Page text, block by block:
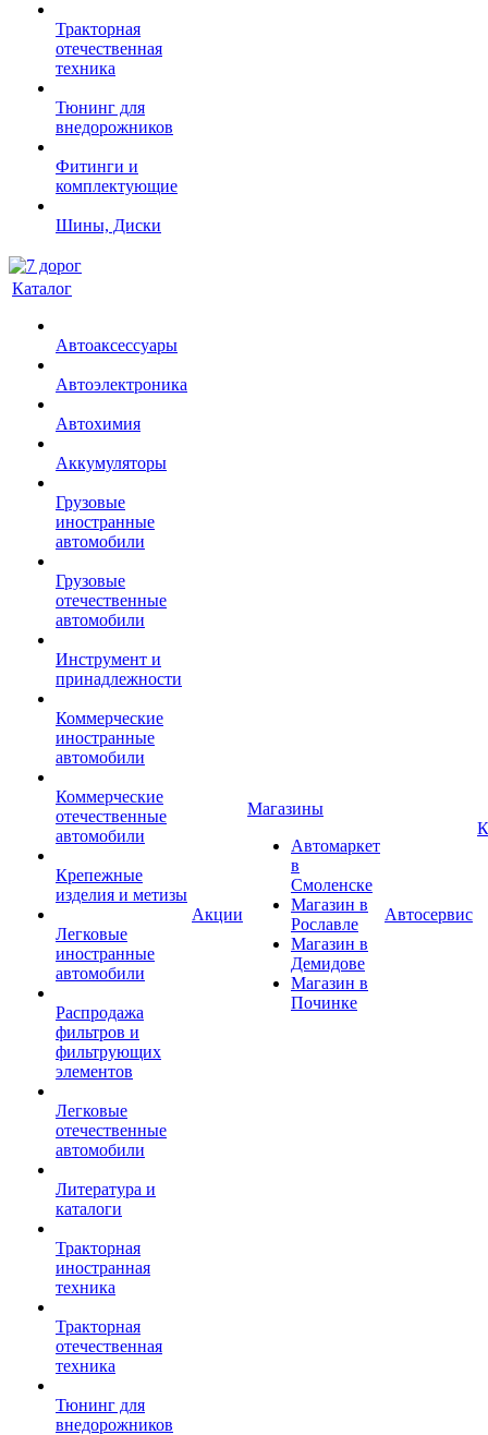
Тракторная
отечественная
техника
Тюнинг для
внедорожников
Фитинги и
комплектующие
Шины, Диски
Каталог
Автоаксессуары
Автоэлектроника
Автохимия
Аккумуляторы
Грузовые
иностранные
автомобили
Грузовые
отечественные
автомобили
Инструмент и
принадлежности
Коммерческие
иностранные
автомобили
Коммерческие
отечественные
автомобили
Крепежные
изделия и метизы
Легковые
иностранные
автомобили
Распродажа
фильтров и
фильтрующих
элементов
Легковые
отечественные
автомобили
Литература и
каталоги
Тракторная
иностранная
техника
Тракторная
отечественная
техника
Тюнинг для
внедорожников
Акции
Магазины
Автомаркет
в
Смоленске
Магазин в
Рославле
Магазин в
Демидове
Магазин в
Починке
Автосервис